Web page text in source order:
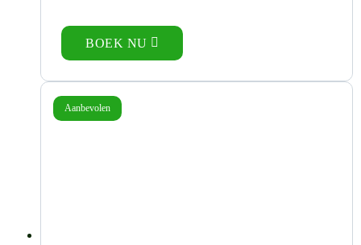
BOEK NU
Aanbevolen